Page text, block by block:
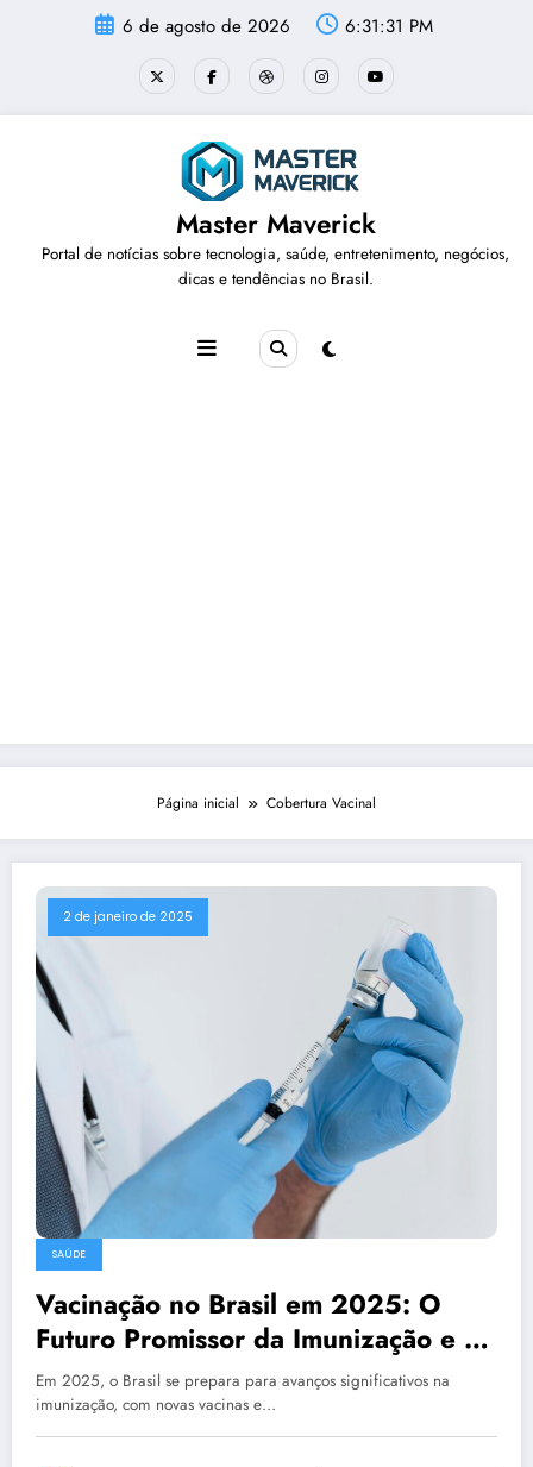
6 de agosto de 2026 6:31:32 PM
Master Maverick
Portal de notícias sobre tecnologia, saúde, entretenimento, negócios,
dicas e tendências no Brasil.
Página inicial Cobertura Vacinal
2 de janeiro de 2025
SAÚDE
Vacinação no Brasil em 2025: O
Futuro Promissor da Imunização e a
Luta Contra a Dengue
Em 2025, o Brasil se prepara para avanços significativos na
imunização, com novas vacinas e…